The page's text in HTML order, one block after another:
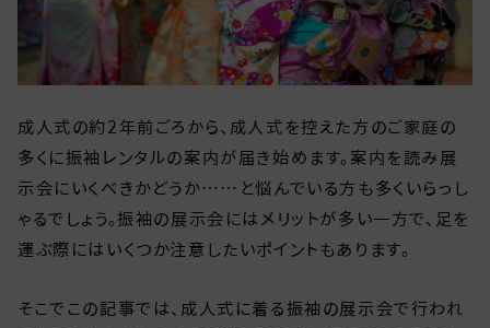
成人式の約2年前ごろから、成人式を控えた方のご家庭の
多くに振袖レンタルの案内が届き始めます。案内を読み展
示会にいくべきかどうか……と悩んでいる方も多くいらっし
ゃるでしょう。振袖の展示会にはメリットが多い一方で、足を
運ぶ際にはいくつか注意したいポイントもあります。
そこでこの記事では、成人式に着る振袖の展示会で行われ